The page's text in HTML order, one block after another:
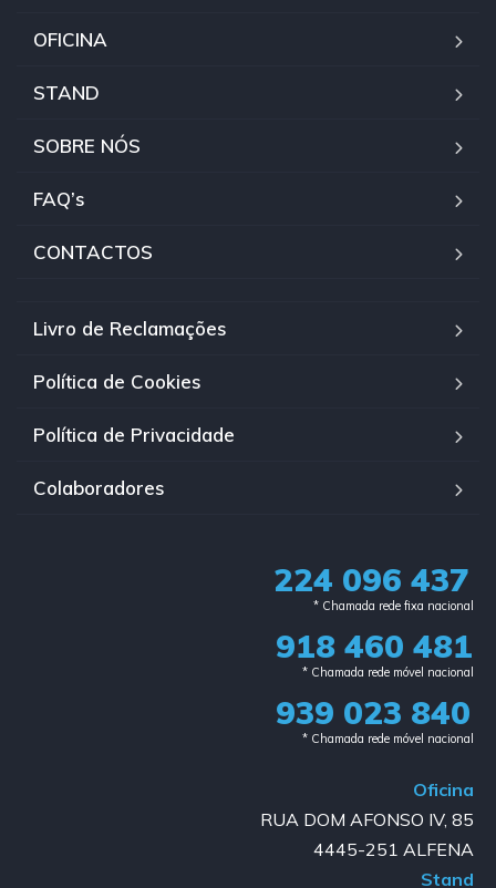
OFICINA
STAND
SOBRE NÓS
FAQ’s
CONTACTOS
Livro de Reclamações
Política de Cookies
Política de Privacidade
Colaboradores
224 096 437
* Chamada rede fixa nacional​
918 460 481
* Chamada rede móvel nacional
939 023 840​
* Chamada rede móvel nacional
Oficina
RUA DOM AFONSO IV, 85
4445-251 ALFENA
Stand